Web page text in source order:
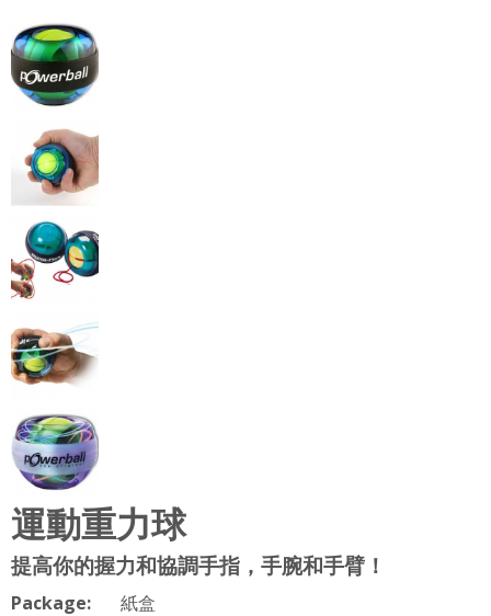
運動重力球
提高你的握力和協調手指，手腕和手臂！
Package:
紙盒